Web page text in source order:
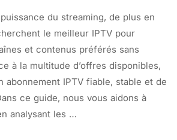
du streaming, de plus en
le meilleur IPTV pour
et contenus préférés sans
à la multitude d’offres disponibles,
abonnement IPTV fiable, stable et de
ce guide, nous vous aidons à
analysant les …